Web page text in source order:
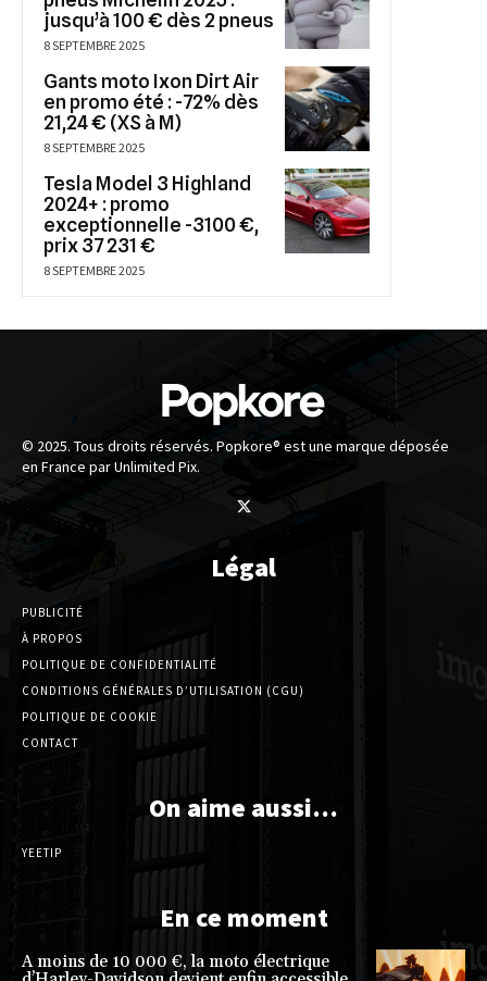
jusqu’à 100 € dès 2 pneus
8 SEPTEMBRE 2025
Gants moto Ixon Dirt Air
en promo été : -72% dès
21,24 € (XS à M)
8 SEPTEMBRE 2025
Tesla Model 3 Highland
2024+ : promo
exceptionnelle -3100 €,
prix 37 231 €
8 SEPTEMBRE 2025
© 2025. Tous droits réservés. Popkore® est une marque déposée
en France par Unlimited Pix.
Légal
PUBLICITÉ
À PROPOS
POLITIQUE DE CONFIDENTIALITÉ
CONDITIONS GÉNÉRALES D’UTILISATION (CGU)
POLITIQUE DE COOKIE
CONTACT
On aime aussi…
YEETIP
En ce moment
A moins de 10 000 €, la moto électrique